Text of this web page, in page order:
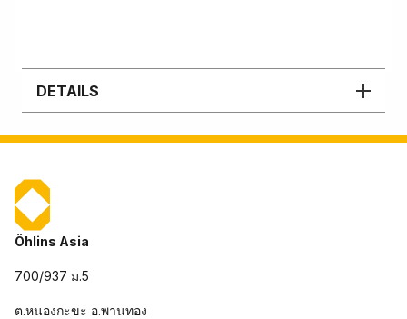
DETAILS
Öhlins Asia
700/937 ม.5
ต.หนองกะขะ อ.พานทอง